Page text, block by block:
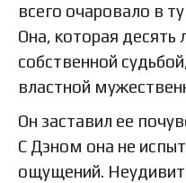
всего очаровало в
Она, которая десять
собственной
властной
Он заставил ее
С Дэном она не
ощущений.